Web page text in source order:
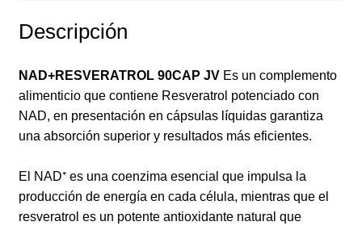
Descripción
NAD+RESVERATROL 90CAP JVEs un complemento
alimenticio que contiene Resveratrol potenciado con
NAD, en presentación en cápsulas líquidas garantiza
una absorción superior y resultados más eficientes.
El NAD⁺ es una coenzima esencial que impulsa la
producción de energía en cada célula, mientras que el
resveratrol es un potente antioxidante natural que